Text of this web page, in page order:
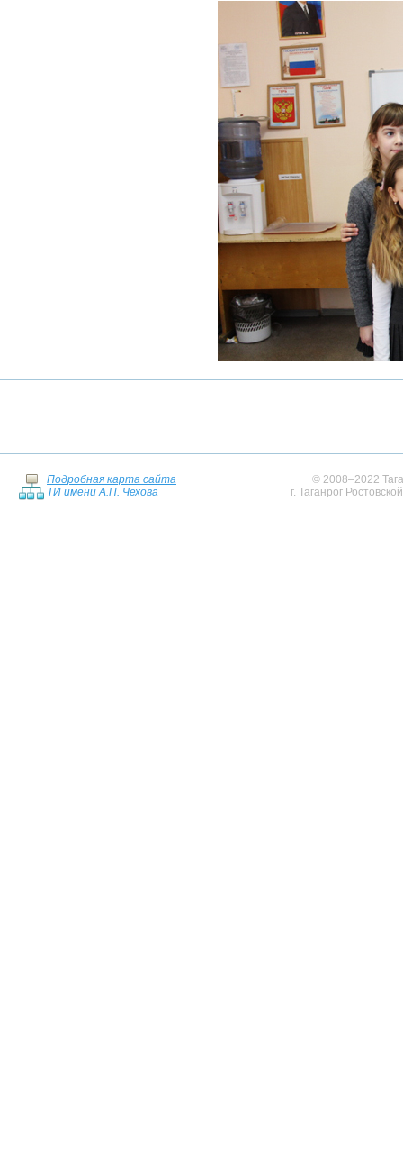
Подробная карта сайта
ТИ имени А.П. Чехова
© 2008–2022
г. Таганрог